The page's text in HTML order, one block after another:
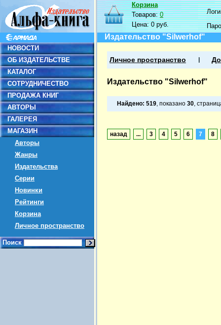
НОВОСТИ
ОБ ИЗДАТЕЛЬСТВЕ
КАТАЛОГ
СОТРУДНИЧЕСТВО
ПРОДАЖА КНИГ
АВТОРЫ
ГАЛЕРЕЯ
МАГАЗИН
Авторы
Жанры
Издательства
Серии
Новинки
Рейтинги
Корзина
Личное пространство
Поиск
Корзина
Товаров:0
Цена:0 руб.
Издательство "Silwerhof"
Личное пространство
Издательство "Silwerhof"
Найдено: 519, показано 30,
назад ... 3 4 5 6 7 8